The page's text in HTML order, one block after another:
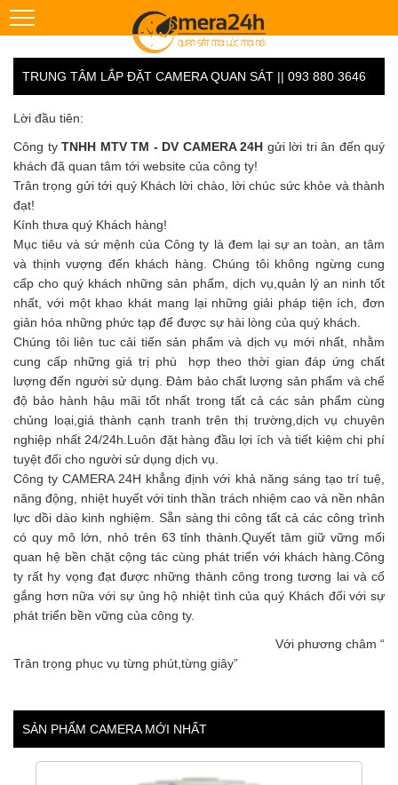
TRUNG TÂM LẮP ĐẶT CAMERA QUAN SÁT || 093 880 3646
Lời đầu tiên:
Công ty TNHH MTV TM - DV CAMERA 24H gửi lời tri ân đến quý
khách đã quan tâm tới website của công ty!
Trân trọng gửi tới quý Khách lời chào, lời chúc sức khỏe và thành
đạt!
Kính thưa quý Khách hàng!
Mục tiêu và sứ mệnh của Công ty là đem lại sự an toàn, an tâm
và thịnh vượng đến khách hàng. Chúng tôi không ngừng cung
cấp cho quý khách những sản phẩm, dịch vụ,quản lý an ninh tốt
nhất, với một khao khát mang lại những giải pháp tiện ích, đơn
giản hóa những phức tạp để được sự hài lòng của quý khách.
Chúng tôi liên tuc cải tiến sản phẩm và dịch vụ mới nhất, nhằm
cung cấp những giá trị phù hợp theo thời gian đáp ứng chất
lượng đến người sử dụng. Đảm bảo chất lượng sản phẩm và chế
độ bảo hành hậu mãi tốt nhất trong tất cả các sản phẩm cùng
chủng loại,giá thành cạnh tranh trên thị trường,dịch vụ chuyên
nghiệp nhất 24/24h.Luôn đặt hàng đầu lợi ích và tiết kiệm chi phí
tuyệt đối cho người sử dụng dịch vụ.
Công ty CAMERA 24H khẳng định với khả năng sáng tạo trí tuệ,
năng động, nhiệt huyết với tinh thần trách nhiệm cao và nền nhân
lực dồi dào kinh nghiệm. Sẵn sàng thi công tất cả các công trình
có quy mô lớn, nhỏ trên 63 tỉnh thành.Quyết tâm giữ vững mối
quan hệ bền chặt cộng tác cùng phát triển với khách hàng.Công
ty rất hy vọng đạt được những thành công trong tương lai và cố
gắng hơn nữa với sự ủng hộ nhiệt tình của quý Khách đối với sự
phát triển bền vững của công ty.
Với phương châm “
Trân trọng phục vụ từng phút,từng giây”
SẢN PHẨM CAMERA MỚI NHẤT